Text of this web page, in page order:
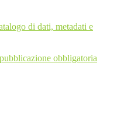
di dati, metadati e
obbligatoria